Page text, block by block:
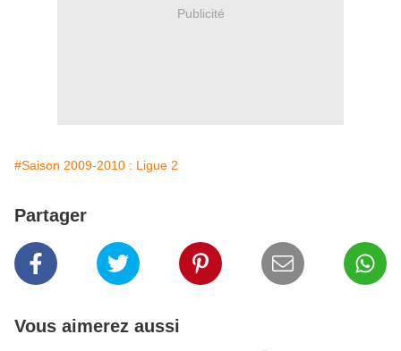
Publicité
#Saison 2009-2010 : Ligue 2
Partager
Vous aimerez aussi